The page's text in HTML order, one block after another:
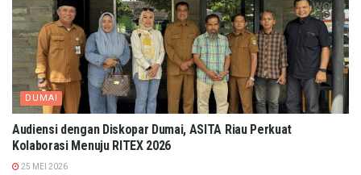
DUMAI
Audiensi dengan Diskopar Dumai, ASITA Riau Perkuat
Kolaborasi Menuju RITEX 2026
25 MEI 2026